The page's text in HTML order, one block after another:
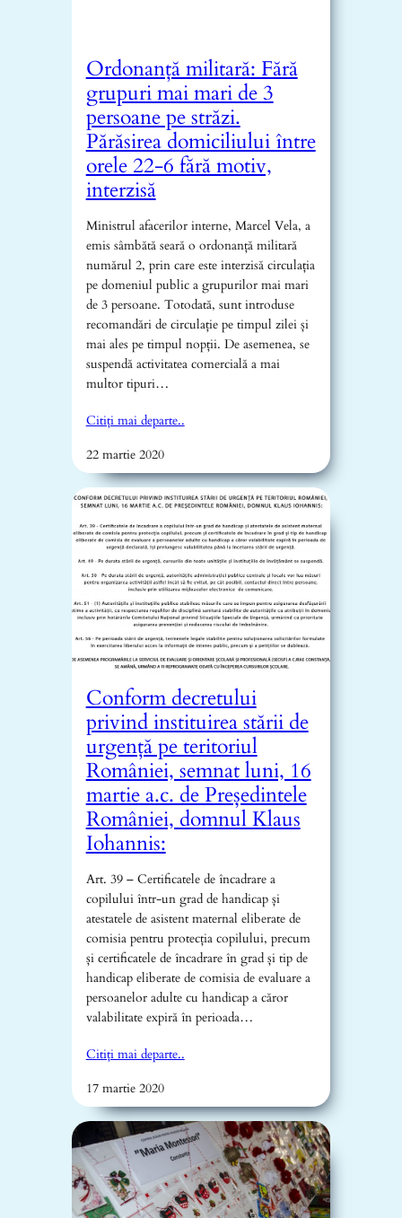
Ordonanță militară: Fără
grupuri mai mari de 3
persoane pe străzi.
Părăsirea domiciliului între
orele 22-6 fără motiv,
interzisă
Ministrul afacerilor interne, Marcel Vela, a
emis sâmbătă seară o ordonanță militară
numărul 2, prin care este interzisă circulația
pe domeniul public a grupurilor mai mari
de 3 persoane. Totodată, sunt introduse
recomandări de circulație pe timpul zilei și
mai ales pe timpul nopții. De asemenea, se
suspendă activitatea comercială a mai
multor tipuri…
Citiți mai departe..
22 martie 2020
Conform decretului
privind instituirea stării de
urgență pe teritoriul
României, semnat luni, 16
martie a.c. de Președintele
României, domnul Klaus
Iohannis:
Art. 39 – Certificatele de încadrare a
copilului într-un grad de handicap și
atestatele de asistent maternal eliberate de
comisia pentru protecția copilului, precum
și certificatele de încadrare în grad și tip de
handicap eliberate de comisia de evaluare a
persoanelor adulte cu handicap a căror
valabilitate expiră în perioada…
Citiți mai departe..
17 martie 2020